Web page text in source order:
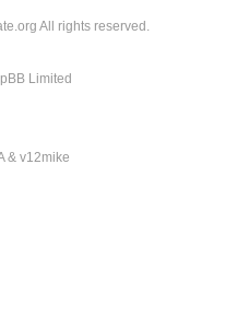
All rights reserved.
Limited
& v12mike